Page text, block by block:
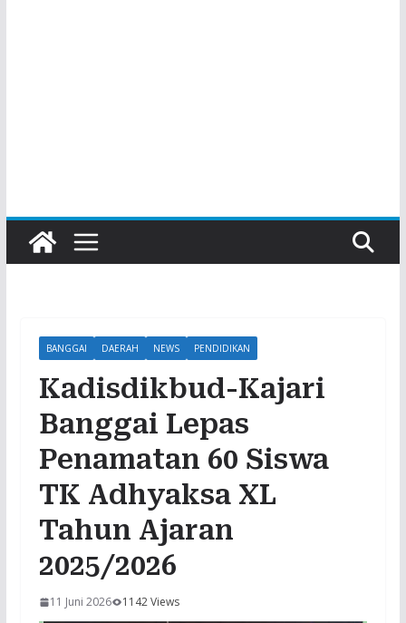
BANGGAI DAERAH NEWS PENDIDIKAN
Kadisdikbud-Kajari
Banggai Lepas
Penamatan 60 Siswa
TK Adhyaksa XL
Tahun Ajaran
2025/2026
11 Juni 2026 1142 Views